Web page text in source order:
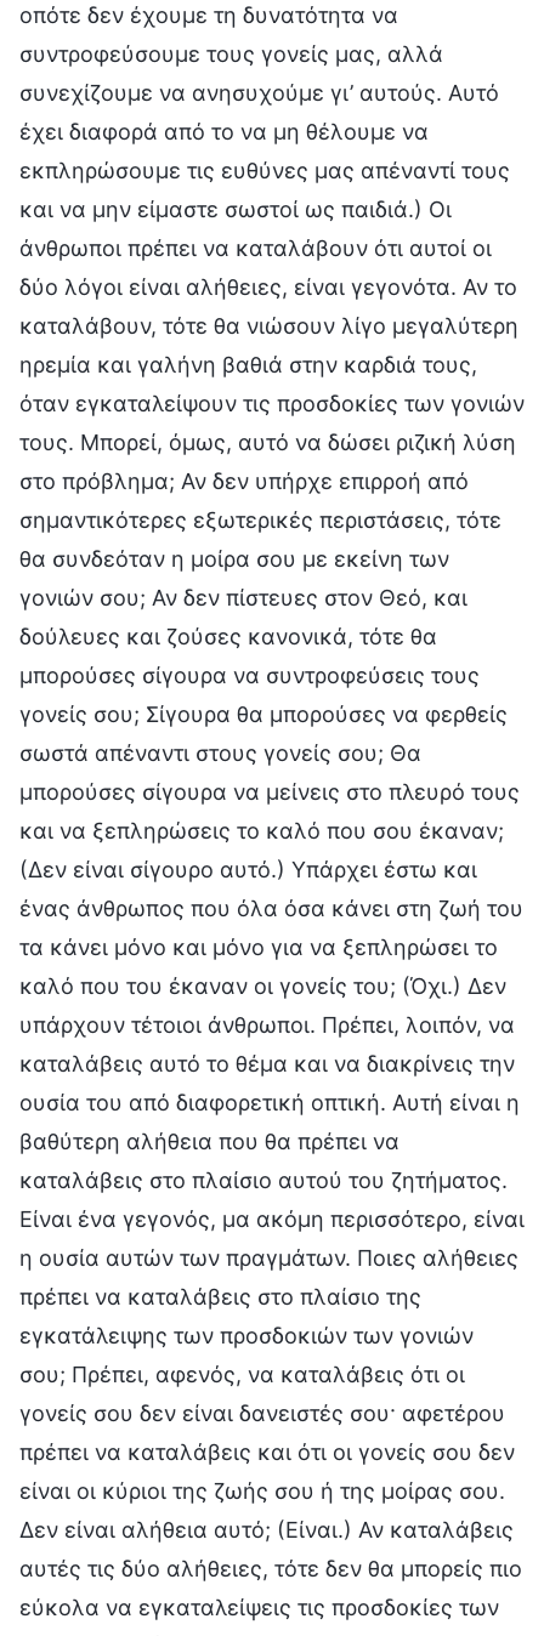
οπότε δεν έχουμε τη δυνατότητα να
συντροφεύσουμε τους γονείς μας, αλλά
συνεχίζουμε να ανησυχούμε γι’ αυτούς. Αυτό
έχει διαφορά από το να μη θέλουμε να
εκπληρώσουμε τις ευθύνες μας απέναντί τους
και να μην είμαστε σωστοί ως παιδιά.) Οι
άνθρωποι πρέπει να καταλάβουν ότι αυτοί οι
δύο λόγοι είναι αλήθειες, είναι γεγονότα. Αν το
καταλάβουν, τότε θα νιώσουν λίγο μεγαλύτερη
ηρεμία και γαλήνη βαθιά στην καρδιά τους,
όταν εγκαταλείψουν τις προσδοκίες των γονιών
τους. Μπορεί, όμως, αυτό να δώσει ριζική λύση
στο πρόβλημα; Αν δεν υπήρχε επιρροή από
σημαντικότερες εξωτερικές περιστάσεις, τότε
θα συνδεόταν η μοίρα σου με εκείνη των
γονιών σου; Αν δεν πίστευες στον Θεό, και
δούλευες και ζούσες κανονικά, τότε θα
μπορούσες σίγουρα να συντροφεύσεις τους
γονείς σου; Σίγουρα θα μπορούσες να φερθείς
σωστά απέναντι στους γονείς σου; Θα
μπορούσες σίγουρα να μείνεις στο πλευρό τους
και να ξεπληρώσεις το καλό που σου έκαναν;
(Δεν είναι σίγουρο αυτό.) Υπάρχει έστω και
ένας άνθρωπος που όλα όσα κάνει στη ζωή του
τα κάνει μόνο και μόνο για να ξεπληρώσει το
καλό που του έκαναν οι γονείς του; (Όχι.) Δεν
υπάρχουν τέτοιοι άνθρωποι. Πρέπει, λοιπόν, να
καταλάβεις αυτό το θέμα και να διακρίνεις την
ουσία του από διαφορετική οπτική. Αυτή είναι η
βαθύτερη αλήθεια που θα πρέπει να
καταλάβεις στο πλαίσιο αυτού του ζητήματος.
Είναι ένα γεγονός, μα ακόμη περισσότερο, είναι
η ουσία αυτών των πραγμάτων. Ποιες αλήθειες
πρέπει να καταλάβεις στο πλαίσιο της
εγκατάλειψης των προσδοκιών των γονιών
σου; Πρέπει, αφενός, να καταλάβεις ότι οι
γονείς σου δεν είναι δανειστές σου· αφετέρου
πρέπει να καταλάβεις και ότι οι γονείς σου δεν
είναι οι κύριοι της ζωής σου ή της μοίρας σου.
Δεν είναι αλήθεια αυτό; (Είναι.) Αν καταλάβεις
αυτές τις δύο αλήθειες, τότε δεν θα μπορείς πιο
εύκολα να εγκαταλείψεις τις προσδοκίες των